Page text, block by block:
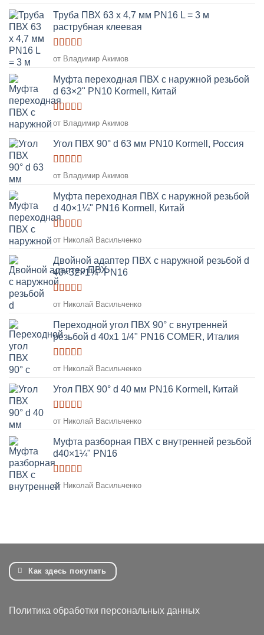
Труба ПВХ 63 х 4,7 мм PN16 L = 3 м
раструбная клеевая
Оценка5
от Владимир Акимов
Муфта переходная ПВХ с наружной резьбой
d 63×2" PN10 Kormell, Китай
Оценка5
от Владимир Акимов
Угол ПВХ 90° d 63 мм PN10 Kormell, Россия
Оценка5
от Владимир Акимов
Муфта переходная ПВХ с наружной резьбой
d 40×1¼" PN16 Kormell, Китай
Оценка5
от Николай Васильченко
Двойной адаптер ПВХ с наружной резьбой d
40×32×1¼" PN16
Оценка5
от Николай Васильченко
Переходной угол ПВХ 90° с внутренней
резьбой d 40х1 1/4" PN16 COMER, Италия
Оценка5
от Николай Васильченко
Угол ПВХ 90° d 40 мм PN16 Kormell, Китай
Оценка5
от Николай Васильченко
Муфта разборная ПВХ с внутренней резьбой
d40×1¼" PN16
Оценка5
из 5
от Николай Васильченко
Как здесь покупать
Политика обработки персональных данных